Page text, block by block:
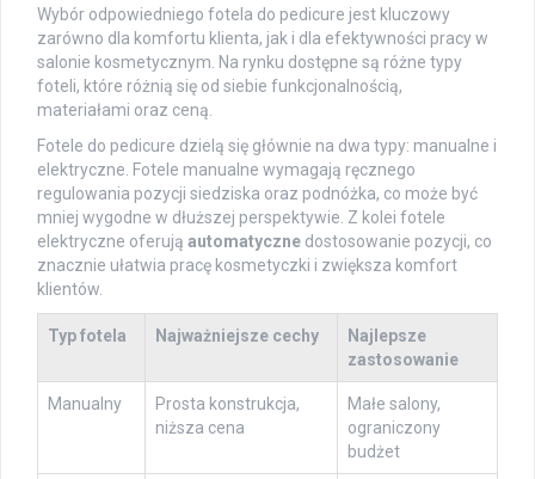
Wybór odpowiedniego fotela do pedicure jest kluczowy
zarówno dla komfortu klienta, jak i dla efektywności pracy w
salonie kosmetycznym. Na rynku dostępne są różne typy
foteli, które różnią się od siebie funkcjonalnością,
materiałami oraz ceną.
Fotele do pedicure dzielą się głównie na dwa typy: manualne i
elektryczne. Fotele manualne wymagają ręcznego
regulowania pozycji siedziska oraz podnóżka, co może być
mniej wygodne w dłuższej perspektywie. Z kolei fotele
elektryczne oferują automatyczne dostosowanie pozycji, co
znacznie ułatwia pracę kosmetyczki i zwiększa komfort
klientów.
Typ fotela Najważniejsze cechy
Najlepsze
zastosowanie
Manualny
Prosta konstrukcja,
niższa cena
Małe salony,
ograniczony
budżet